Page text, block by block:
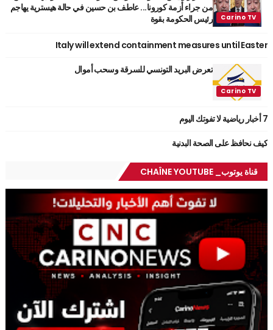
من جراء أزمة كورونا... عاطف بن حسين في حالة هيسترية يهاجم
رئيس الحكومة بقوة
Italy will extend containment measures until Easter
تعرض البريد التونسي للسرقة وسحب أموال
7 أخبار رياضية لا تفوتك اليوم
كيف نحافظ على الصحة البدنية
قناة يوتوب_ CHAÎNE YOUTUBE